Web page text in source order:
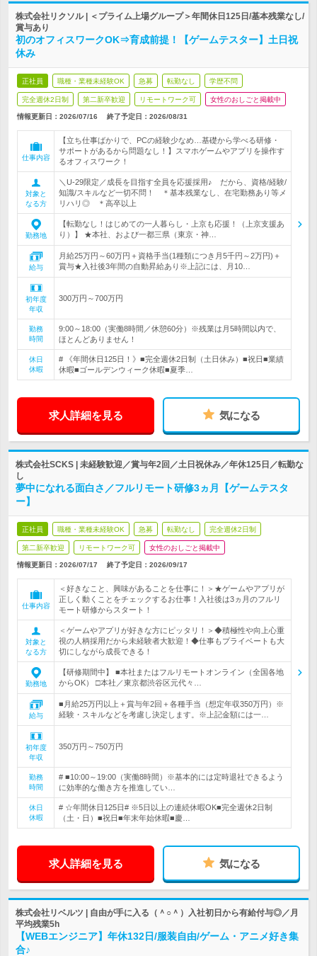
株式会社リクソル | ＜プライム上場グループ＞年間休日125日/基本残業なし/
賞与あり
初のオフィスワークOK⇒育成前提！【ゲームテスター】土日祝
休み
正社員 職種・業種未経験OK 急募 転勤なし 学歴不問
完全週休2日制 第二新卒歓迎 リモートワーク可 女性のおしごと掲載中
情報更新日：2026/07/16 終了予定日： 2026/08/31
仕事内容
【立ち仕事ばかりで、PCの経験少なめ…基礎から学べる研修・
サポートがあるから問題なし！】スマホゲームやアプリを操作す
るオフィスワーク！
対象と
なる方
＼U-29限定／成長を目指す全員を応援採用♪ だから、資格/経験/
知識/スキルなど一切不問！ ＊基本残業なし、在宅勤務あり等メ
リハリ◎ ＊高卒以上
勤務地
【転勤なし！はじめての一人暮らし・上京も応援！（上京支援あ
り）】 ★本社、および一都三県（東京・神…
給与
月給25万円～60万円＋資格手当(1種類につき月5千円～2万円)＋
賞与★入社後3年間の自動昇給あり※上記には、月10…
初年度
年収
300万円～700万円
勤務
時間
9:00～18:00（実働8時間／休憩60分）※残業は月5時間以内で、
ほとんどありません！
休日
休暇
# 《年間休日125日！》■完全週休2日制（土日休み）■祝日■業績
休暇■ゴールデンウィーク休暇■夏季…
求人詳細を見る 気になる
株式会社SCKS | 未経験歓迎／賞与年2回／土日祝休み／年休125日／転勤な
し
夢中になれる面白さ／フルリモート研修3ヵ月【ゲームテスタ
ー】
正社員 職種・業種未経験OK 急募 転勤なし 完全週休2日制
第二新卒歓迎 リモートワーク可 女性のおしごと掲載中
情報更新日：2026/07/17 終了予定日： 2026/09/17
仕事内容
＜好きなこと、興味があることを仕事に！＞★ゲームやアプリが
正しく動くことをチェックするお仕事！入社後は3ヵ月のフルリ
モート研修からスタート！
対象と
なる方
＜ゲームやアプリが好きな方にピッタリ！＞◆積極性や向上心重
視の人柄採用だから未経験者大歓迎！◆仕事もプライベートも大
切にしながら成長できる！
勤務地
【研修期間中】 ■本社またはフルリモートオンライン（全国各地
からOK） □本社／東京都渋谷区元代々…
給与
■月給25万円以上＋賞与年2回＋各種手当（想定年収350万円）※
経験・スキルなどを考慮し決定します。※上記金額には一…
初年度
年収
350万円～750万円
勤務
時間
# ■10:00～19:00（実働8時間）※基本的には定時退社できるよう
に効率的な働き方を推進してい…
休日
休暇
# ☆年間休日125日# ※5日以上の連続休暇OK■完全週休2日制
（土・日）■祝日■年末年始休暇■慶…
求人詳細を見る 気になる
株式会社リベルツ | 自由が手に入る（＾○＾）入社初日から有給付与◎／月
平均残業5h
【WEBエンジニア】年休132日/服装自由/ゲーム・アニメ好き集
合♪